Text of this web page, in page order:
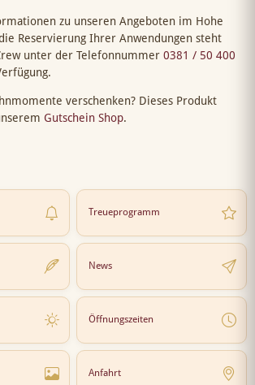
zu unseren Angeboten im Hohe
Reservierung Ihrer Anwendungen steht
unter der Telefonnummer 0381 / 50 400
verschenken? Dieses Produkt
Gutschein Shop.
Treueprogramm
News
Öffnungszeiten
Anfahrt